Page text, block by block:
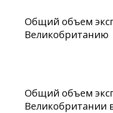
Общий объем
Великобританию
Общий объем
Великобритании